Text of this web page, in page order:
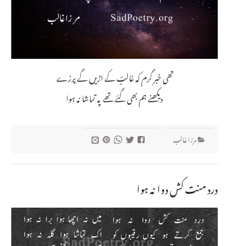
تھی خبر گرم کہ غالبؔ کے اڑیں گے پرزے
دیکھنے ہم بھی گئے تھے پہ تماشا نہ ہوا
مرزا غالب
درد منت کش دوا نہ ہوا